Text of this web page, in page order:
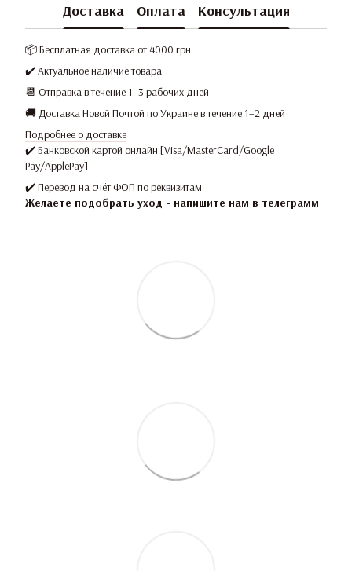
Доставка Оплата Консультация
📦 Бесплатная доставка от 4000 грн.
✔️ Актуальное наличие товара
📆 Отправка в течение 1–3 рабочих дней
🚚 Доставка Новой Почтой по Украине в течение 1–2 дней
Подробнее о доставке
✔️ Банковской картой онлайн [Visa/MasterCard/Google
Pay/ApplePay]
✔️ Перевод на счёт ФОП по реквизитам
Желаете подобрать уход - напишите нам в телеграмм